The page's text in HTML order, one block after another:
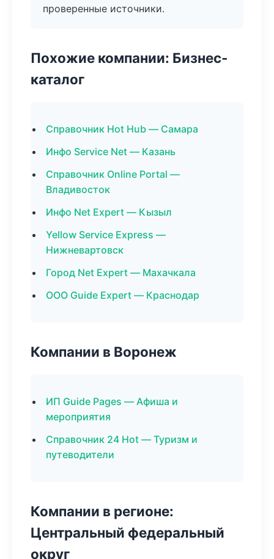
проверенные источники.
Похожие компании: Бизнес-
каталог
Справочник Hot Hub — Самара
Инфо Service Net — Казань
Справочник Online Portal —
Владивосток
Инфо Net Expert — Кызыл
Yellow Service Express —
Нижневартовск
Город Net Expert — Махачкала
ООО Guide Expert — Краснодар
Компании в Воронеж
ИП Guide Pages — Афиша и
мероприятия
Справочник 24 Hot — Туризм и
путеводители
Компании в регионе:
Центральный федеральный
округ